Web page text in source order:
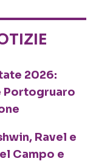
2026:
Portogruaro
Ravel e
Campo e